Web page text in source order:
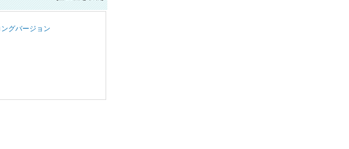
グバージョン